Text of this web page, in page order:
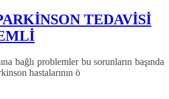
TEDAVİSİ
bağlı problemler bu sorunların başında
hastalarının ö